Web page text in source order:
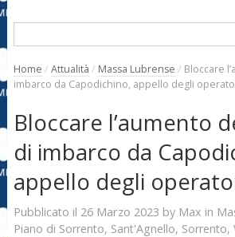
Home / Attualità / Massa Lubrense / Bloccare
imbarco da Capodichino, appello degli
Bloccare l’aumento
di imbarco da
appello degli
Pubblicato il 26 Marzo 2023 by Max in
Piano di Sorrento, Sant'Agnello, Sorrento,